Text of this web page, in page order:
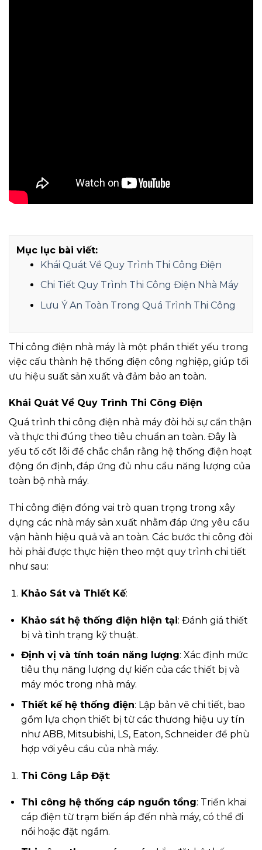
Mục lục bài viết:
Khái Quát Về Quy Trình Thi Công Điện
Chi Tiết Quy Trình Thi Công Điện Nhà Máy
Lưu Ý An Toàn Trong Quá Trình Thi Công
Thi công điện nhà máy là một phần thiết yếu trong
việc cấu thành hệ thống điện công nghiệp, giúp tối
ưu hiệu suất sản xuất và đảm bảo an toàn.
Khái Quát Về Quy Trình Thi Công Điện
Quá trình thi công điện nhà máy đòi hỏi sự cẩn thận
và thực thi đúng theo tiêu chuẩn an toàn. Đây là
yếu tố cốt lõi để chắc chắn rằng hệ thống điện hoạt
động ổn định, đáp ứng đủ nhu cầu năng lượng của
toàn bộ nhà máy.
Thi công điện đóng vai trò quan trọng trong xây
dựng các nhà máy sản xuất nhằm đáp ứng yêu cầu
vận hành hiệu quả và an toàn. Các bước thi công đòi
hỏi phải được thực hiện theo một quy trình chi tiết
như sau:
Khảo Sát và Thiết Kế:
Khảo sát hệ thống điện hiện tại: Đánh giá thiết
bị và tình trạng kỹ thuật.
Định vị và tính toán năng lượng: Xác định mức
tiêu thụ năng lượng dự kiến của các thiết bị và
máy móc trong nhà máy.
Thiết kế hệ thống điện: Lập bản vẽ chi tiết, bao
gồm lựa chọn thiết bị từ các thương hiệu uy tín
như ABB, Mitsubishi, LS, Eaton, Schneider để phù
hợp với yêu cầu của nhà máy.
Thi Công Lắp Đặt:
Thi công hệ thống cáp nguồn tổng: Triển khai
cáp điện từ trạm biến áp đến nhà máy, có thể đi
nổi hoặc đặt ngầm.